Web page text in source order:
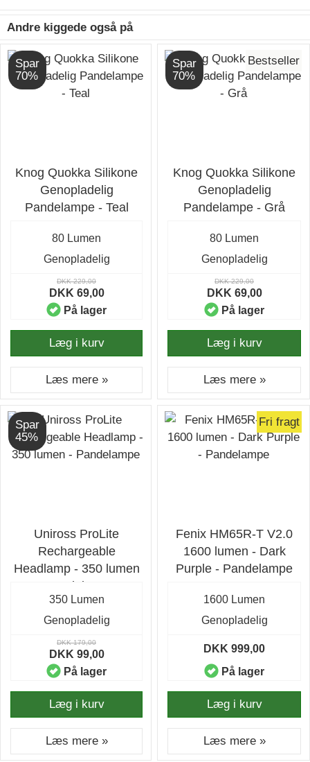
Andre kiggede også på
Spar
70%
Knog Quokka Silikone
Genopladelig
Pandelampe - Teal
80 Lumen
Genopladelig
DKK 229,00
DKK 69,00
På lager
Læg i kurv
Læs mere »
Spar
70%
Bestseller
Knog Quokka Silikone
Genopladelig
Pandelampe - Grå
80 Lumen
Genopladelig
DKK 229,00
DKK 69,00
På lager
Læg i kurv
Læs mere »
Spar
45%
Uniross ProLite
Rechargeable
Headlamp - 350 lumen
- Pandelampe
350 Lumen
Genopladelig
DKK 179,00
DKK 99,00
På lager
Læg i kurv
Læs mere »
Fri fragt
Fenix HM65R-T V2.0
1600 lumen - Dark
Purple - Pandelampe
1600 Lumen
Genopladelig
DKK 999,00
På lager
Læg i kurv
Læs mere »